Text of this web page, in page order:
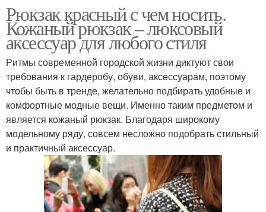
Рюкзак красный с чем носить.
Кожаный рюкзак – люксовый
аксессуар для любого стиля
Ритмы современной городской жизни диктуют свои
требования к гардеробу, обуви, аксессуарам, поэтому
чтобы быть в тренде, желательно подбирать удобные и
комфортные модные вещи. Именно таким предметом и
является кожаный рюкзак. Благодаря широкому
модельному ряду, совсем несложно подобрать стильный
и практичный аксессуар.